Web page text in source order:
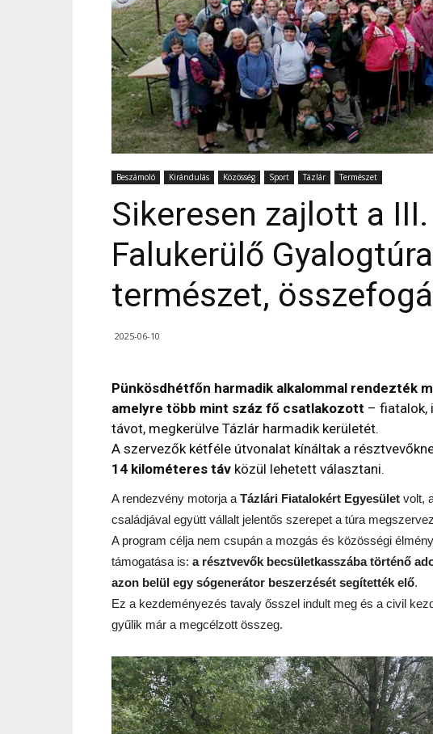
Beszámoló Kirándulás Közösség Sport Tázlár Természet
Sikeresen zajlott a
Falukerülő
természet,
2025-06-10
Pünkösdhétfőn harmadik alkalommal rendezték
amelyre több mint száz fő csatlakozott – fiatalok,
távot, megkerülve Tázlár harmadik kerületét.
A szervezők kétféle útvonalat kínáltak a
14 kilométeres táv közül lehetett választani.
A rendezvény motorja a Tázlári Fiatalokért Egyesület volt,
családjával együtt vállalt jelentős szerepet a túra
A program célja nem csupán a mozgás és közösségi
támogatása is: a résztvevők becsületkasszába történő
azon belül egy sógenerátor beszerzését segítették elő.
Ez a kezdeményezés tavaly ősszel indult meg és a civil
gyűlik már a megcélzott összeg.